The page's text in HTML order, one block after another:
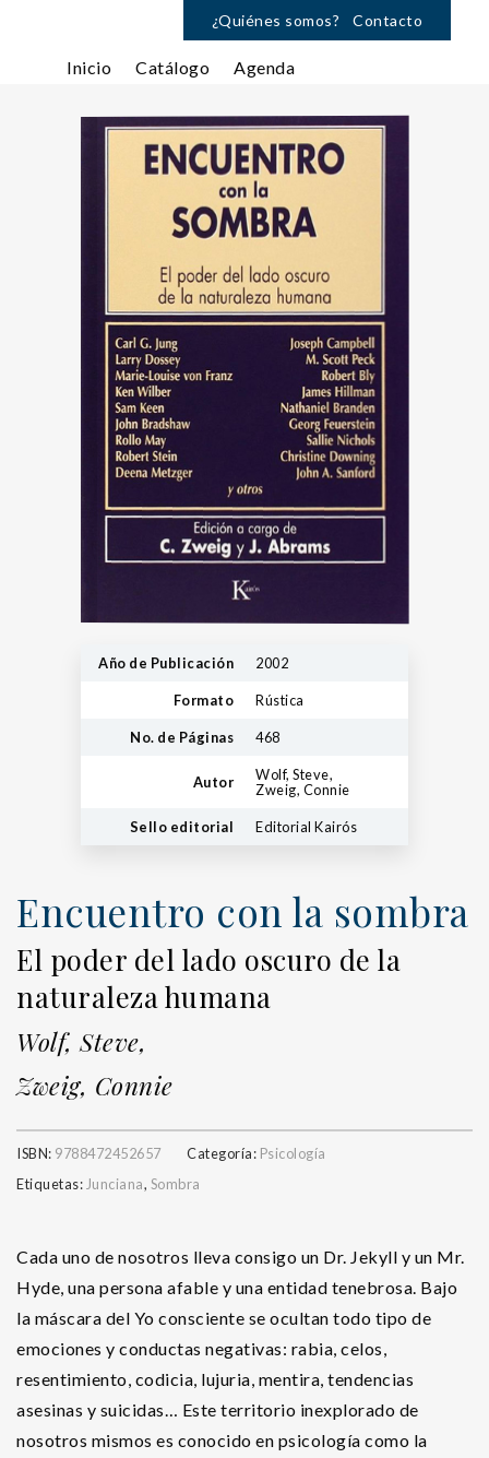
¿Quiénes somos? Contacto
Inicio Catálogo Agenda
Año de Publicación 2002
Formato Rústica
No. de Páginas 468
Autor
Wolf, Steve,
Zweig, Connie
Sello editorial Editorial Kairós
Encuentro con la sombra
El poder del lado oscuro de la
naturaleza humana
Wolf, Steve,
Zweig, Connie
ISBN: 9788472452657 Categoría: Psicología
Etiquetas: Junciana, Sombra
Cada uno de nosotros lleva consigo un Dr. Jekyll y un Mr.
Hyde, una persona afable y una entidad tenebrosa. Bajo
la máscara del Yo consciente se ocultan todo tipo de
emociones y conductas negativas: rabia, celos,
resentimiento, codicia, lujuria, mentira, tendencias
asesinas y suicidas… Este territorio inexplorado de
nosotros mismos es conocido en psicología como la